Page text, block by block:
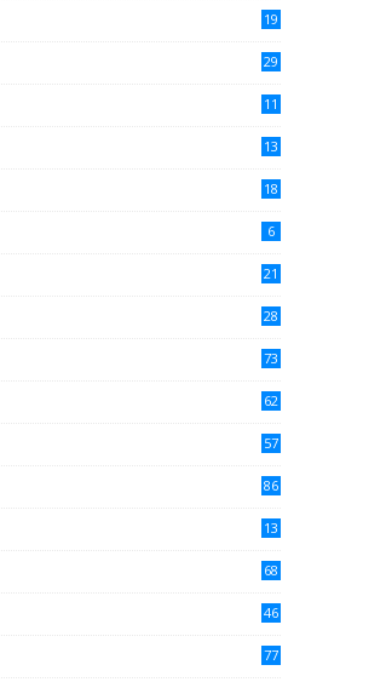
19
29
11
13
18
6
21
28
73
62
57
86
13
68
46
77